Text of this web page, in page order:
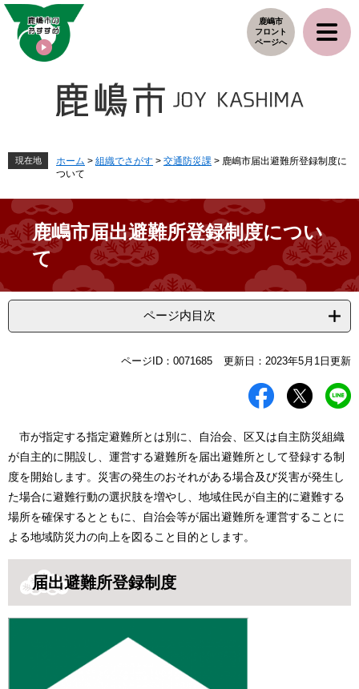
ペ
メ
鹿嶋市
フロント
ページへ
現在地 ホーム > 組織でさがす > 交通防災課 > 鹿嶋市届出避難所登録制度に
ついて
鹿嶋市届出避難所登録制度につい
て
ページ内目次
ページID：0071685 更新日：2023年5月1日更新
市が指定する指定避難所とは別に、自治会、区又は自主防災組織
が自主的に開設し、運営する避難所を届出避難所として登録する制
度を開始します。災害の発生のおそれがある場合及び災害が発生し
た場合に避難行動の選択肢を増やし、地域住民が自主的に避難する
場所を確保するとともに、自治会等が届出避難所を運営することに
よる地域防災力の向上を図ること目的とします。
届出避難所登録制度